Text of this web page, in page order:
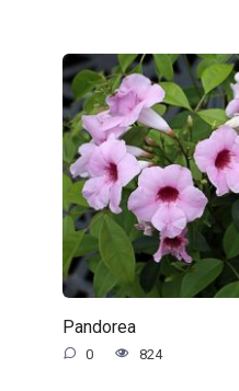
Pandorea
0 824